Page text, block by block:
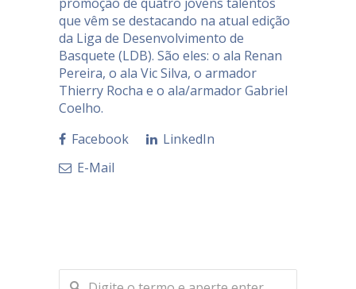
que vêm se destacando na atual edição
da Liga de Desenvolvimento de
Basquete (LDB). São eles: o ala Renan
Pereira, o ala Vic Silva, o armador
Thierry Rocha e o ala/armador Gabriel
Coelho.
Facebook
LinkedIn
E-Mail